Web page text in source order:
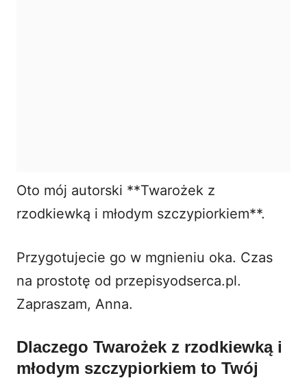
Oto mój autorski **Twarożek z
rzodkiewką i młodym szczypiorkiem**.
Przygotujecie go w mgnieniu oka. Czas
na prostotę od przepisyodserca.pl.
Zapraszam, Anna.
Dlaczego Twarożek z rzodkiewką i
młodym szczypiorkiem to Twój